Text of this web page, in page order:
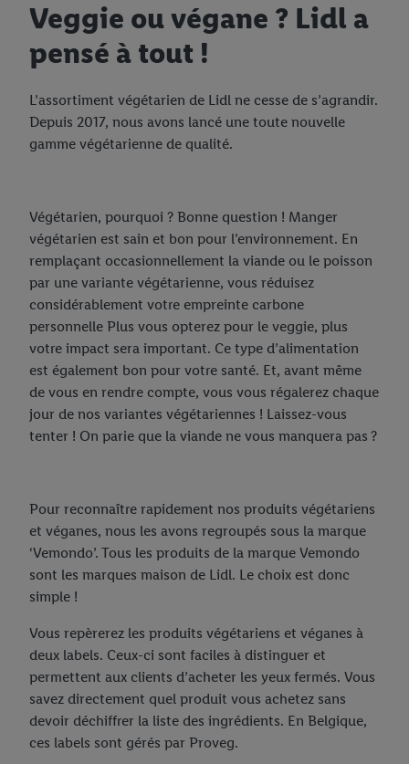
Animaux
Local et frais
Nos marques propres
Formil
Freeway
Milbona
W5
Nutri-Score
Veggie ou végane ? Lidl a
pensé à tout !
L’assortiment végétarien de Lidl ne cesse de s’agrandir.
Depuis 2017, nous avons lancé une toute nouvelle
gamme végétarienne de qualité.
Végétarien, pourquoi ? Bonne question ! Manger
végétarien est sain et bon pour l’environnement. En
remplaçant occasionnellement la viande ou le poisson
par une variante végétarienne, vous réduisez
considérablement votre empreinte carbone
personnelle Plus vous opterez pour le veggie, plus
votre impact sera important. Ce type d’alimentation
est également bon pour votre santé. Et, avant même
de vous en rendre compte, vous vous régalerez chaque
jour de nos variantes végétariennes ! Laissez-vous
tenter ! On parie que la viande ne vous manquera pas ?
Pour reconnaître rapidement nos produits végétariens
et véganes, nous les avons regroupés sous la marque
‘Vemondo’. Tous les produits de la marque Vemondo
sont les marques maison de Lidl. Le choix est donc
simple !
Vous repèrerez les produits végétariens et véganes à
deux labels. Ceux-ci sont faciles à distinguer et
permettent aux clients d’acheter les yeux fermés. Vous
savez directement quel produit vous achetez sans
devoir déchiffrer la liste des ingrédients. En Belgique,
ces labels sont gérés par Proveg.